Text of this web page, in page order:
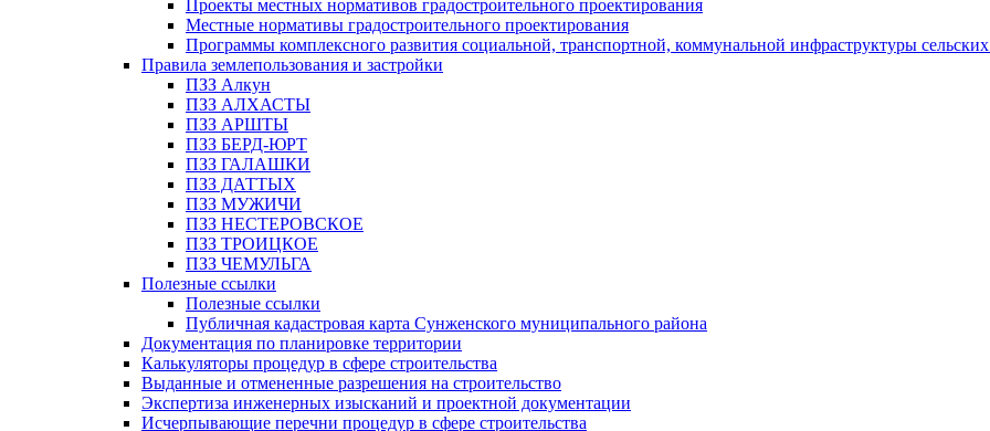
Проекты местных нормативов градостроительного проектирования
Местные нормативы градостроительного проектирования
Программы комплексного развития социальной, транспортной, коммунальной инфраструктуры
Правила землепользования и застройки
ПЗЗ Алкун
ПЗЗ АЛХАСТЫ
ПЗЗ АРШТЫ
ПЗЗ БЕРД-ЮРТ
ПЗЗ ГАЛАШКИ
ПЗЗ ДАТТЫХ
ПЗЗ МУЖИЧИ
ПЗЗ НЕСТЕРОВСКОЕ
ПЗЗ ТРОИЦКОЕ
ПЗЗ ЧЕМУЛЬГА
Полезные ссылки
Полезные ссылки
Публичная кадастровая карта Сунженского муниципального района
Документация по планировке территории
Калькуляторы процедур в сфере строительства
Выданные и отмененные разрешения на строительство
Экспертиза инженерных изысканий и проектной документации
Исчерпывающие перечни процедур в сфере строительства